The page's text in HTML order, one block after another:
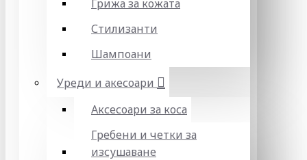
Грижа за кожата
Стилизанти
Шампоани
Уреди и акесоари
Аксесоари за коса
Гребени и четки за
изсушаване